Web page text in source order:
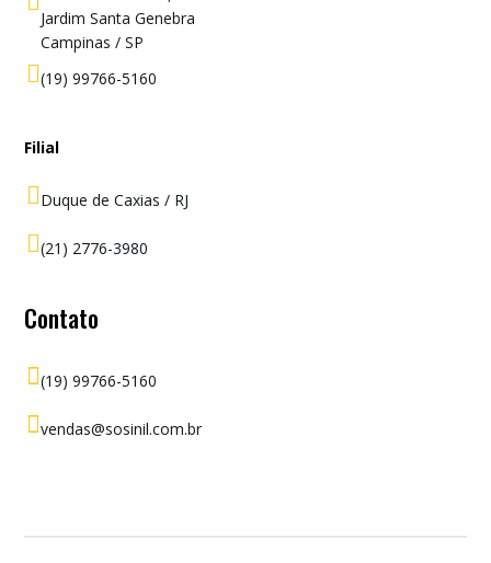
Jardim Santa Genebra
Campinas / SP
(19) 99766-5160
Filial
Duque de Caxias / RJ
(21) 2776-3980
Contato
(19) 99766-5160
vendas@sosinil.com.br